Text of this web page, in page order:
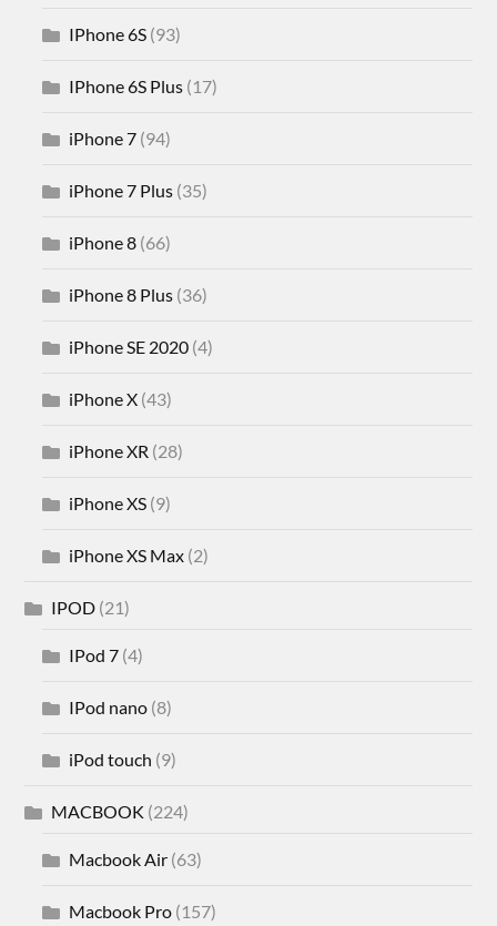
IPhone 6S (93)
IPhone 6S Plus (17)
iPhone 7 (94)
iPhone 7 Plus (35)
iPhone 8 (66)
iPhone 8 Plus (36)
iPhone SE 2020 (4)
iPhone X (43)
iPhone XR (28)
iPhone XS (9)
iPhone XS Max (2)
IPOD (21)
IPod 7 (4)
IPod nano (8)
iPod touch (9)
MACBOOK (224)
Macbook Air (63)
Macbook Pro (157)